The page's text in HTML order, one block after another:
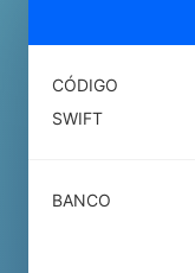
CÓDIGO
SWIFT
BANCO